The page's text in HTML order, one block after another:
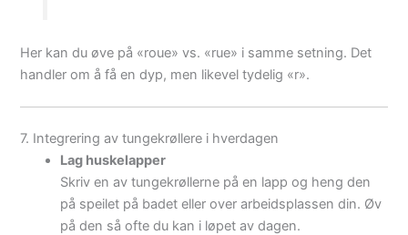
Her kan du øve på «roue» vs. «rue» i samme setning. Det
handler om å få en dyp, men likevel tydelig «r».
7. Integrering av tungekrøllere i hverdagen
Lag huskelapper
Skriv en av tungekrøllerne på en lapp og heng den
på speilet på badet eller over arbeidsplassen din. Øv
på den så ofte du kan i løpet av dagen.